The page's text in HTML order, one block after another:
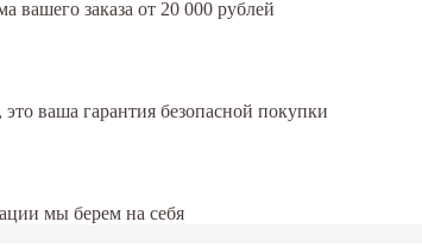
заказа от 20 000 рублей
ваша гарантия безопасной покупки
мы берем на себя